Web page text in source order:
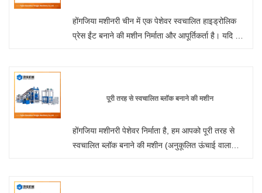
होंगजिया मशीनरी चीन में एक पेशेवर स्वचालित हाइड्रोलिक
प्रेस ईंट बनाने की मशीन निर्माता और आपूर्तिकर्ता है। यदि आप
पूरी तरह से स्वचालित ब्लॉक बनाने की मशीन
होंगजिया मशीनरी पेशेवर निर्माता है, हम आपको पूरी तरह से
स्वचालित ब्लॉक बनाने की मशीन (अनुकूलित ऊंचाई वाला